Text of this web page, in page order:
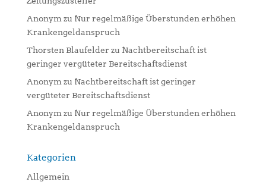
Anonym zu Nur regelmäßige Überstunden erhöhen
Krankengeldanspruch
Thorsten Blaufelder zu Nachtbereitschaft ist
geringer vergüteter Bereitschaftsdienst
Anonym zu Nachtbereitschaft ist geringer
vergüteter Bereitschaftsdienst
Anonym zu Nur regelmäßige Überstunden erhöhen
Krankengeldanspruch
Kategorien
Allgemein